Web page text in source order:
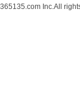
Inc.All